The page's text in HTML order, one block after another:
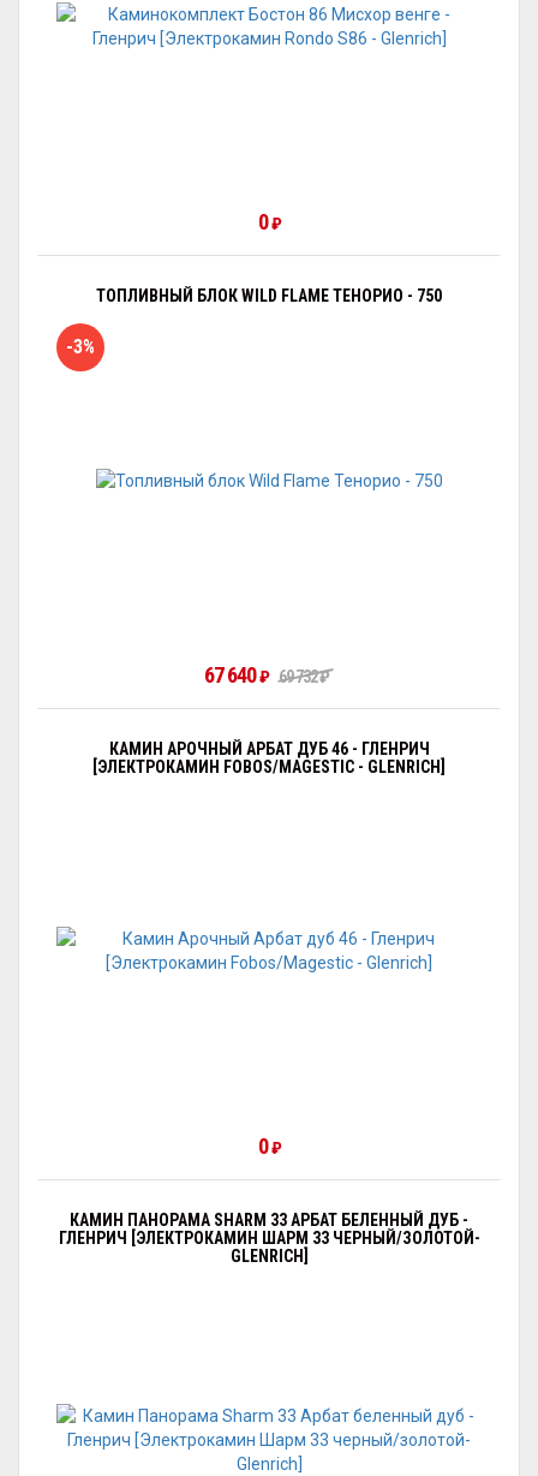
0₽
ТОПЛИВНЫЙ БЛОК WILD FLAME ТЕНОРИО - 750
-3%
67 640₽ 69 732₽
КАМИН АРОЧНЫЙ АРБАТ ДУБ 46 - ГЛЕНРИЧ
[ЭЛЕКТРОКАМИН FOBOS/MAGESTIC - GLENRICH]
0₽
КАМИН ПАНОРАМА SHARM 33 АРБАТ БЕЛЕННЫЙ ДУБ -
ГЛЕНРИЧ [ЭЛЕКТРОКАМИН ШАРМ 33 ЧЕРНЫЙ/ЗОЛОТОЙ-
GLENRICH]